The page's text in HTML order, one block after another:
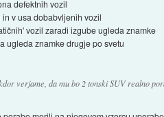
defektnih vozil
v usa dobabvljenih vozil
vozil zaradi izgube ugleda znamke
ugleda znamke drugje po svetu
verjame, da mu bo 2 tonski SUV realno